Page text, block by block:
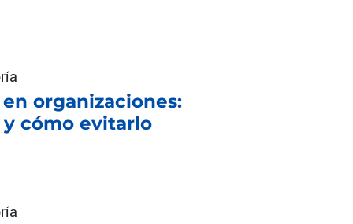
organizaciones:
y cómo evitarlo